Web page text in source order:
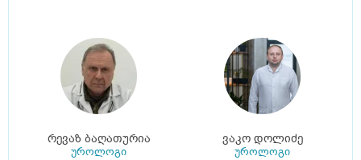
რევაზ ბაღათურია
უროლოგი
ვაკო დოლიძე
უროლოგი